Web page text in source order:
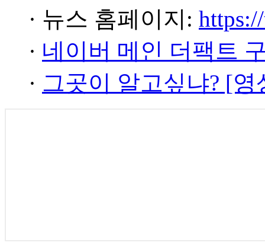
· 뉴스 홈페이지:
· 네이버 메인 더팩트
· 그곳이 알고싶냐? [